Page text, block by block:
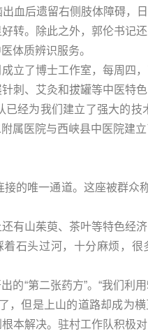
血后遗留右侧肢体障碍，
转。除此之外，郭伦书记
体质辨识服务。
立了博士工作室，每周四
刺、艾灸和拔罐等中医特
经为我们建立了强大的技
属医院与西峡县中医院建
的唯一通道。这座被群众
有山茱萸、茶叶等特色经
石头过河，十分麻烦，
“第二张药方”。“我们利
，但是上山的道路却成为
本解决。驻村工作队积极